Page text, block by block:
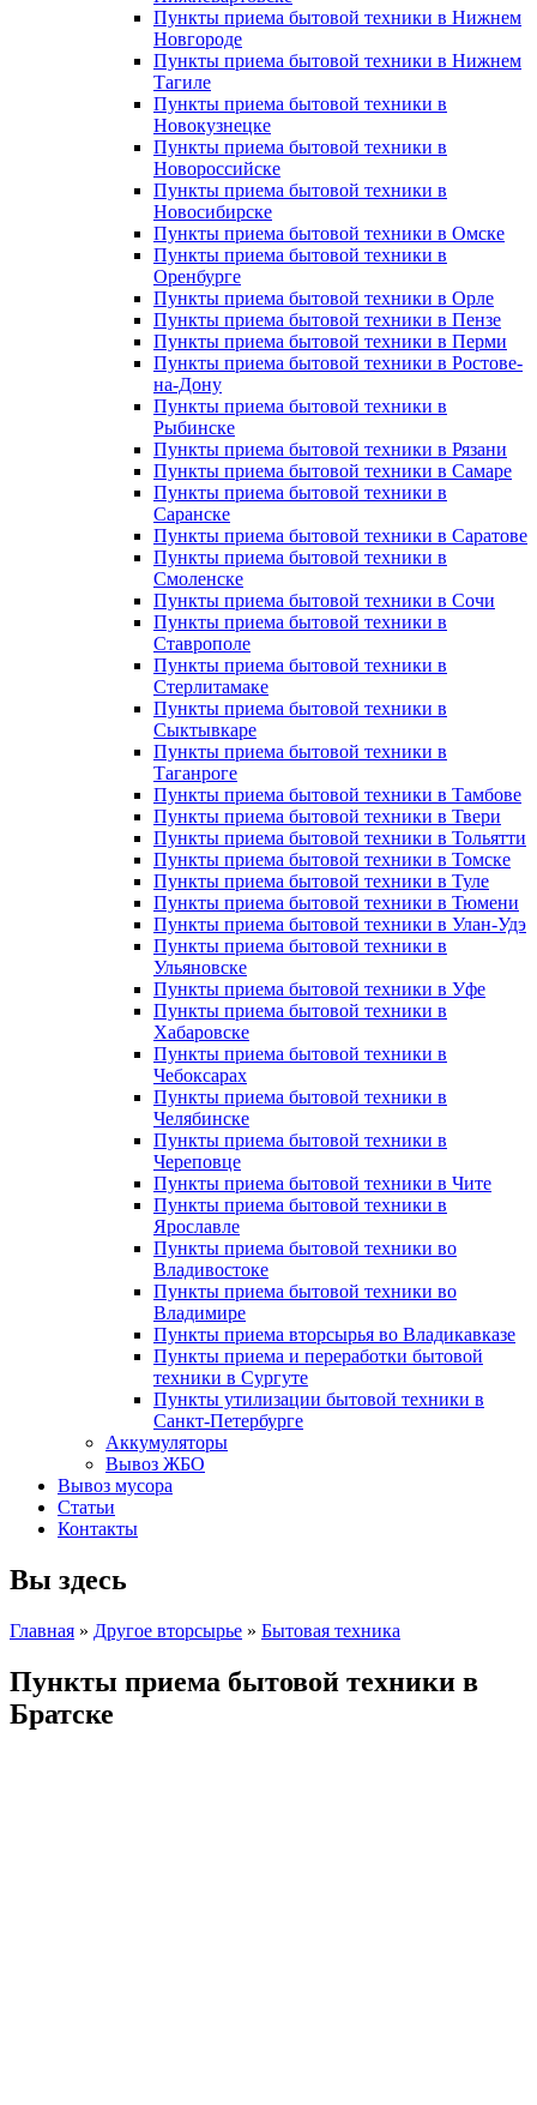
Пункты приема бытовой техники в Нижнем
Новгороде
Пункты приема бытовой техники в Нижнем
Тагиле
Пункты приема бытовой техники в
Новокузнецке
Пункты приема бытовой техники в
Новороссийске
Пункты приема бытовой техники в
Новосибирске
Пункты приема бытовой техники в Омске
Пункты приема бытовой техники в
Оренбурге
Пункты приема бытовой техники в Орле
Пункты приема бытовой техники в Пензе
Пункты приема бытовой техники в Перми
Пункты приема бытовой техники в Ростове-
на-Дону
Пункты приема бытовой техники в
Рыбинске
Пункты приема бытовой техники в Рязани
Пункты приема бытовой техники в Самаре
Пункты приема бытовой техники в
Саранске
Пункты приема бытовой техники в Саратове
Пункты приема бытовой техники в
Смоленске
Пункты приема бытовой техники в Сочи
Пункты приема бытовой техники в
Ставрополе
Пункты приема бытовой техники в
Стерлитамаке
Пункты приема бытовой техники в
Сыктывкаре
Пункты приема бытовой техники в
Таганроге
Пункты приема бытовой техники в Тамбове
Пункты приема бытовой техники в Твери
Пункты приема бытовой техники в Тольятти
Пункты приема бытовой техники в Томске
Пункты приема бытовой техники в Туле
Пункты приема бытовой техники в Тюмени
Пункты приема бытовой техники в Улан-Удэ
Пункты приема бытовой техники в
Ульяновске
Пункты приема бытовой техники в Уфе
Пункты приема бытовой техники в
Хабаровске
Пункты приема бытовой техники в
Чебоксарах
Пункты приема бытовой техники в
Челябинске
Пункты приема бытовой техники в
Череповце
Пункты приема бытовой техники в Чите
Пункты приема бытовой техники в
Ярославле
Пункты приема бытовой техники во
Владивостоке
Пункты приема бытовой техники во
Владимире
Пункты приема вторсырья во Владикавказе
Пункты приема и переработки бытовой
техники в Сургуте
Пункты утилизации бытовой техники в
Санкт-Петербурге
Аккумуляторы
Вывоз ЖБО
Вывоз мусора
Статьи
Контакты
Вы здесь
Главная » Другое вторсырье » Бытовая техника
Пункты приема бытовой техники в
Братске